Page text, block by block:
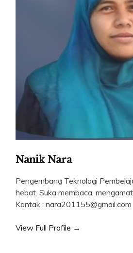
Nanik Nara
Pengembang Teknologi
hebat. Suka membaca,
Kontak : nara201155@gmail.com
View Full Profile →